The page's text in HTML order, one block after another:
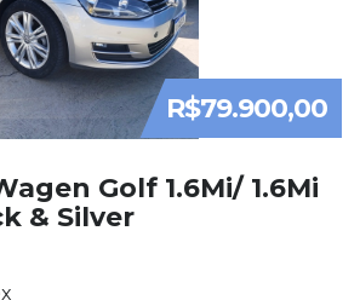
R$79.900,00
Golf 1.6Mi/ 1.6Mi
& Silver